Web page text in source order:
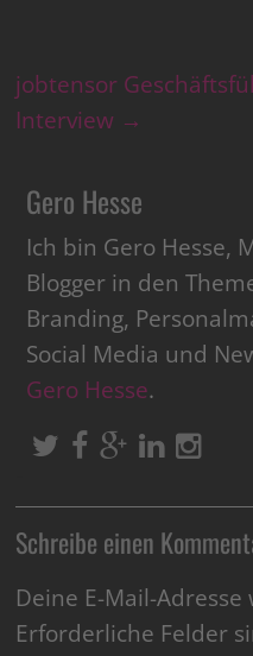
jobtensor
Interview →
Gero Hesse
Ich bin Gero Hesse,
Blogger in den
Branding,
Social Media und
Gero Hesse.
Schreibe einen
Deine E-Mail-
Erforderliche Felder